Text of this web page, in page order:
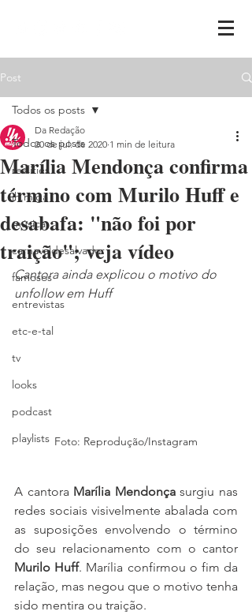
Post
Todos os posts
realities
ih,miga
música
carnavaldesalvador
famosos
entrevistas
etc-e-tal
tv
looks
podcast
playlists
Todos os posts
Marília Mendonça confirma
término com Murilo Huff e
desabafa: "não foi por
traição"; veja vídeo
Da Redação
20 de jul. de 2020 1 min de leitura
Cantora ainda explicou o motivo do
unfollow em Huff
Foto: Reprodução/Instagram
A cantora Marília Mendonça surgiu nas
redes sociais visivelmente abalada com
as suposições envolvendo o término
Murilo Huff. Marília confirmou o fim da
relação, mas negou que o motivo tenha
sido mentira ou traição.